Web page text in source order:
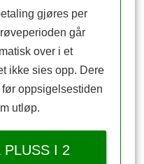
gjøres per
går
over i et
ikke sies opp. Dere
oppsigelsestiden
utløp.
PLUSS I 2